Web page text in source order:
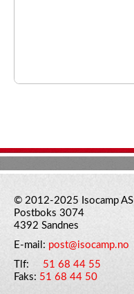
© 2012-2025 Isocamp AS
Postboks 3074
4392 Sandnes
E-mail: post@isocamp.no
Tlf: 51 68 44 55
Faks: 51 68 44 50